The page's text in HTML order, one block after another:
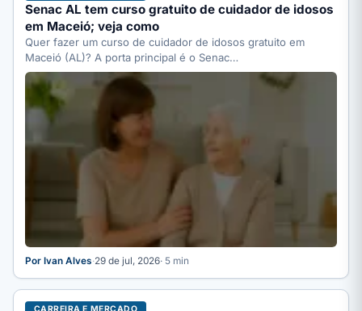
Senac AL tem curso gratuito de cuidador de idosos
em Maceió; veja como
Quer fazer um curso de cuidador de idosos gratuito em
Maceió (AL)? A porta principal é o Senac…
Por Ivan Alves·29 de jul, 2026· 5 min